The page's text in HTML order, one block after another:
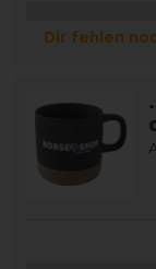
Dir fehlen